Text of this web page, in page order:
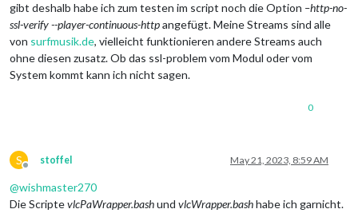
gibt deshalb habe ich zum testen im script noch die Option –http-no-
ssl-verify --player-continuous-httpangefügt. Meine Streams sind alle
von surfmusik.de, vielleicht funktionieren andere Streams auch
ohne diesen zusatz. Ob das ssl-problem vom Modul oder vom
System kommt kann ich nicht sagen.
0
S
Offline
stoffel May 21, 2023, 8:59 AM
@wishmaster270
Die ScriptevlcPaWrapper.bashund vlcWrapper.bashhabe ich garnicht.